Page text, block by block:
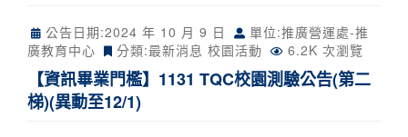
公告日期:2024 年 10 月 9 日
單位:推廣營運處-推
廣教育中心
分類:最新消息 校園活動 6.2K 次瀏覽
【資訊畢業門檻】1131 TQC校園測驗公告(第二
梯)(異動至12/1)